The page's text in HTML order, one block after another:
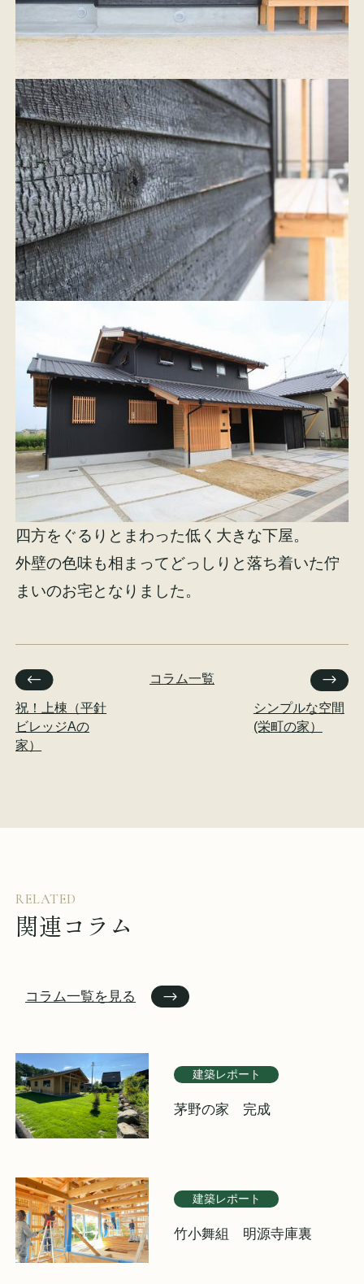
四方をぐるりとまわった低く大きな下屋。
外壁の色味も相まってどっしりと落ち着いた佇
まいのお宅となりました。
祝！上棟（平針
ビレッジAの
家）
コラム一覧
シンプルな空間
(栄町の家）
RELATED
関連コラム
コラム一覧を見る
建築レポート
茅野の家 完成
建築レポート
竹小舞組 明源寺庫裏